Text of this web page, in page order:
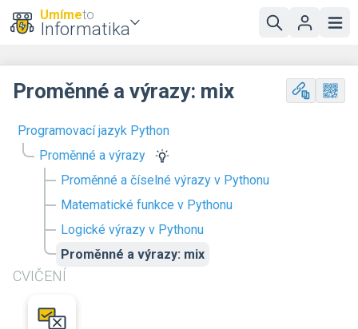
Umímeto
Informatika
Programovací jazyk Python
Proměnné a výrazy
Proměnné a číselné výrazy v Pythonu
Matematické funkce v Pythonu
Logické výrazy v Pythonu
Proměnné a výrazy: mix
CVIČENÍ
Proměnné a výrazy: mix